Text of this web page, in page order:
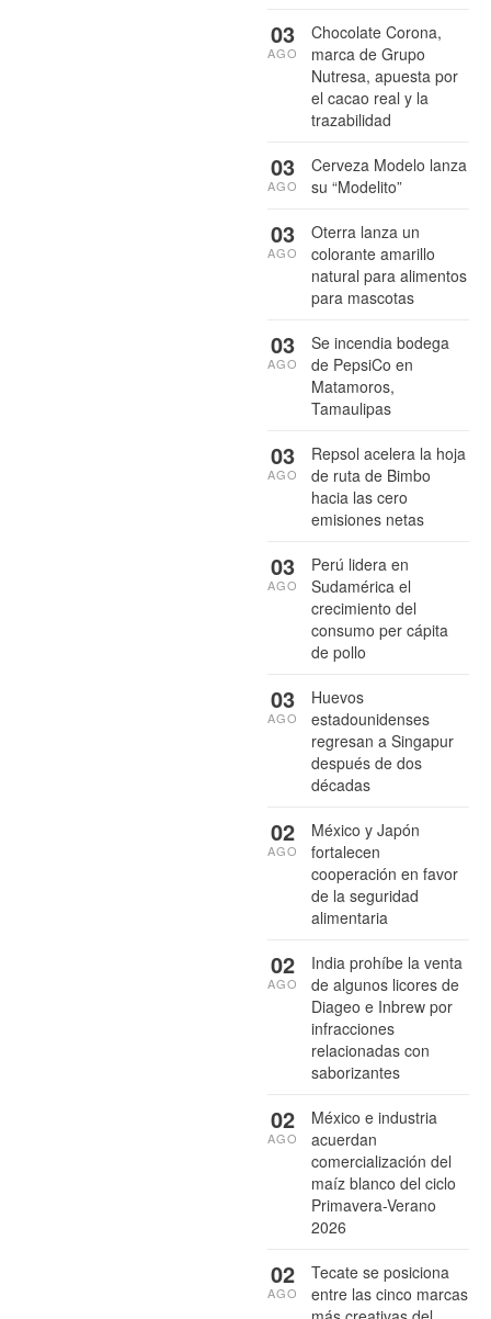
Chocolate Corona,
marca de Grupo
Nutresa, apuesta por
el cacao real y la
trazabilidad
03
AGO
Cerveza Modelo lanza
su “Modelito”
03
AGO
Oterra lanza un
colorante amarillo
natural para alimentos
para mascotas
03
AGO
Se incendia bodega
de PepsiCo en
Matamoros,
Tamaulipas
03
AGO
Repsol acelera la hoja
de ruta de Bimbo
hacia las cero
emisiones netas
03
AGO
Perú lidera en
Sudamérica el
crecimiento del
consumo per cápita
de pollo
03
AGO
Huevos
estadounidenses
regresan a Singapur
después de dos
décadas
03
AGO
México y Japón
fortalecen
cooperación en favor
de la seguridad
alimentaria
02
AGO
India prohíbe la venta
de algunos licores de
Diageo e Inbrew por
infracciones
relacionadas con
saborizantes
02
AGO
México e industria
acuerdan
comercialización del
maíz blanco del ciclo
Primavera-Verano
2026
02
AGO
Tecate se posiciona
entre las cinco marcas
02
AGO